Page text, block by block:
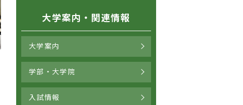
大学案内・関連情報
大学案内
学部・大学院
入試情報